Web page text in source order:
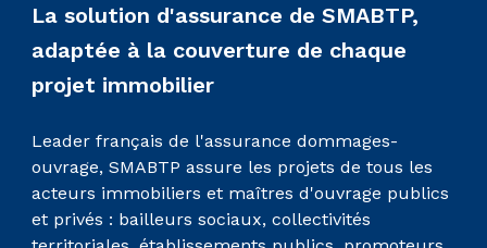
La solution d'assurance de SMABTP,
adaptée à la couverture de chaque
projet immobilier
Leader français de l'assurance dommages-
ouvrage, SMABTP assure les projets de tous les
acteurs immobiliers et maîtres d'ouvrage publics
et privés : bailleurs sociaux, collectivités